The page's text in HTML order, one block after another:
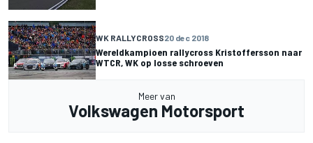
WK RALLYCROSS20 dec 2018
Wereldkampioen rallycross Kristoffersson naar
WTCR, WK op losse schroeven
Meer van
Volkswagen Motorsport